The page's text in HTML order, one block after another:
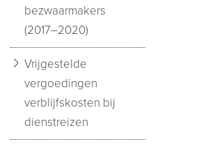
bezwaarmakers
(2017–2020)
Vrijgestelde
vergoedingen
verblijfskosten bij
dienstreizen